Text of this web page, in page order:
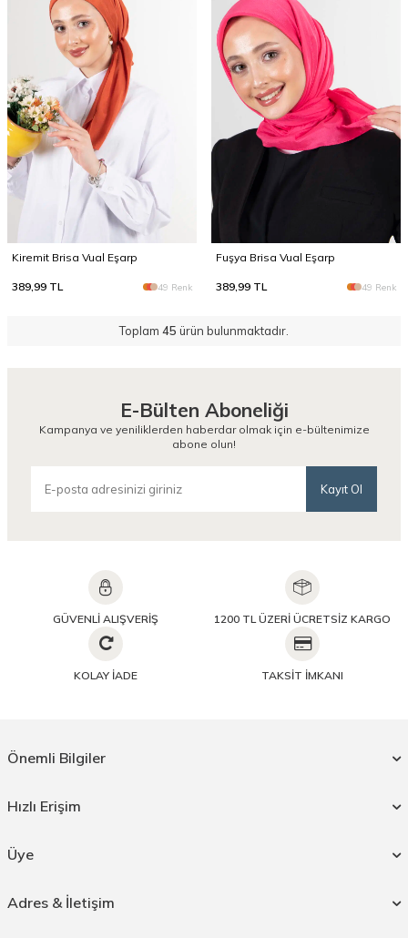
Kiremit Brisa Vual Eşarp
389,99 TL 49 Renk
Fuşya Brisa Vual Eşarp
389,99 TL 49 Renk
Toplam 45 ürün bulunmaktadır.
E-Bülten Aboneliği
Kampanya ve yeniliklerden haberdar olmak için e-bültenimize
abone olun!
Kayıt Ol
GÜVENLİ ALIŞVERİŞ 1200 TL ÜZERİ ÜCRETSİZ KARGO
KOLAY İADE TAKSİT İMKANI
Adres & İletişim
Önemli Bilgiler
Hızlı Erişim
Üye